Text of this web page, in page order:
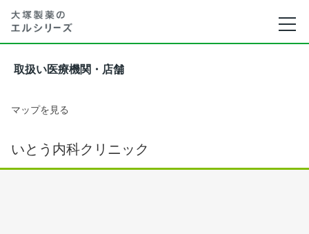
取扱い医療機関・店舗
マップを見る
いとう内科クリニック